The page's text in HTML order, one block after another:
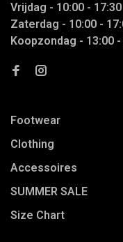
Vrijdag - 10:00 - 17:30
Zaterdag - 10:00 -
Koopzondag - 13:00
Footwear
Clothing
Accessoires
SUMMER SALE
Size Chart